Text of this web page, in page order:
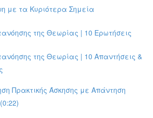
με τα Κυριότερα Σημεία
της Θεωρίας | 10 Ερωτήσεις
της Θεωρίας | 10 Απαντήσεις &
Πρακτικής Άσκησης με Απάντηση